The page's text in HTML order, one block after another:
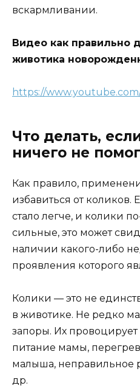
вскармливании.
Видео как правильно
животика
https://
Что делать,
ничего не
Как правило,
избавиться от коликов.
стало легче, и колики
сильные, это может
наличии какого-либо
проявления которого
Колики — это не
в животике. Не редко
запоры. Их
питание мамы,
малыша, неправильное
др.